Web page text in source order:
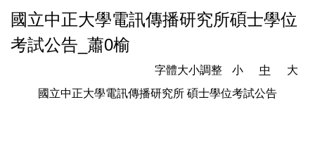
國立中正大學電訊傳播研究所碩士學位
考試公告_蕭0榆
字體大小調整 小 中
大
國立中正大學電訊傳播研究所 碩士學位考試公告